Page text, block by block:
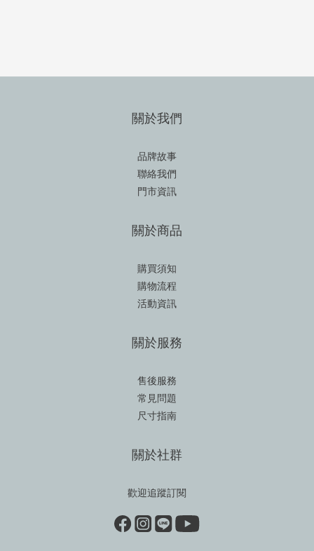
關於我們
品牌故事
聯絡我們
門市資訊
關於商品
購買須知
購物流程
活動資訊
關於服務
售後服務
常見問題
尺寸指南
關於社群
歡迎追蹤訂閱